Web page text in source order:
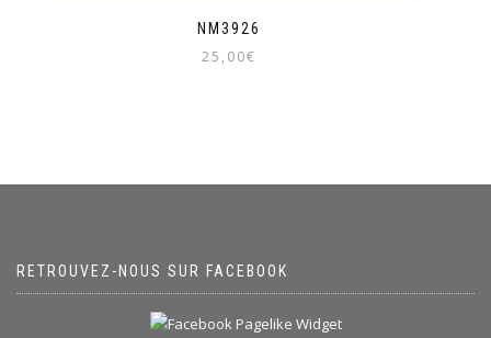
NM3926
25,00€
RETROUVEZ-NOUS SUR FACEBOOK